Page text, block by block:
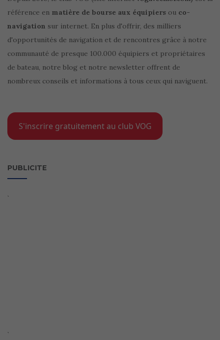
référence en matière de bourse aux équipiers ou co-
navigation sur internet. En plus d'offrir, des milliers
d'opportunités de navigation et de rencontres grâce à notre
communauté de presque 100.000 équipiers et propriétaires
de bateau, notre blog et notre newsletter offrent de
nombreux conseils et informations à tous ceux qui naviguent.
S'inscrire gratuitement au club VOG
PUBLICITE
`
`